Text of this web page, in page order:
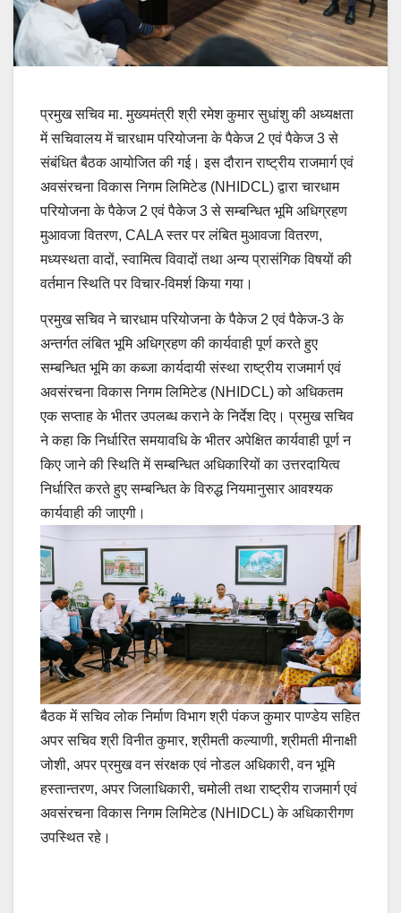
प्रमुख सचिव मा. मुख्यमंत्री श्री रमेश कुमार सुधांशु की अध्यक्षता
में सचिवालय में चारधाम परियोजना के पैकेज 2 एवं पैकेज 3 से
संबंधित बैठक आयोजित की गई। इस दौरान राष्ट्रीय राजमार्ग एवं
अवसंरचना विकास निगम लिमिटेड (NHIDCL) द्वारा चारधाम
परियोजना के पैकेज 2 एवं पैकेज 3 से सम्बन्धित भूमि अधिग्रहण
मुआवजा वितरण, CALA स्तर पर लंबित मुआवजा वितरण,
मध्यस्थता वादों, स्वामित्व विवादों तथा अन्य प्रासंगिक विषयों की
वर्तमान स्थिति पर विचार-विमर्श किया गया।
प्रमुख सचिव ने चारधाम परियोजना के पैकेज 2 एवं पैकेज-3 के
अन्तर्गत लंबित भूमि अधिग्रहण की कार्यवाही पूर्ण करते हुए
सम्बन्धित भूमि का कब्जा कार्यदायी संस्था राष्ट्रीय राजमार्ग एवं
अवसंरचना विकास निगम लिमिटेड (NHIDCL) को अधिकतम
एक सप्ताह के भीतर उपलब्ध कराने के निर्देश दिए। प्रमुख सचिव
ने कहा कि निर्धारित समयावधि के भीतर अपेक्षित कार्यवाही पूर्ण न
किए जाने की स्थिति में सम्बन्धित अधिकारियों का उत्तरदायित्व
निर्धारित करते हुए सम्बन्धित के विरुद्ध नियमानुसार आवश्यक
कार्यवाही की जाएगी।
बैठक में सचिव लोक निर्माण विभाग श्री पंकज कुमार पाण्डेय सहित
अपर सचिव श्री विनीत कुमार, श्रीमती कल्याणी, श्रीमती मीनाक्षी
जोशी, अपर प्रमुख वन संरक्षक एवं नोडल अधिकारी, वन भूमि
हस्तान्तरण, अपर जिलाधिकारी, चमोली तथा राष्ट्रीय राजमार्ग एवं
अवसंरचना विकास निगम लिमिटेड (NHIDCL) के अधिकारीगण
उपस्थित रहे।